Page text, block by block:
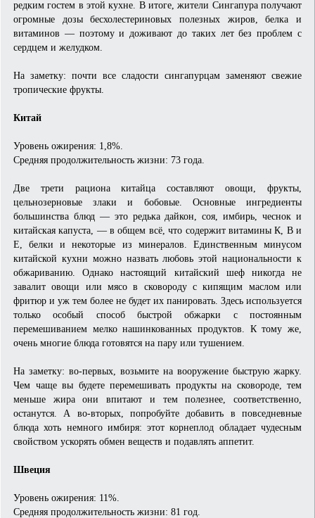
редким гостем в этой кухне. В итоге, жители Сингапура получают
огромные дозы бесхолестериновых полезных жиров, белка и
витаминов — поэтому и доживают до таких лет без проблем с
сердцем и желудком.
На заметку: почти все сладости сингапурцам заменяют свежие
тропические фрукты.
Китай
Уровень ожирения: 1,8%.
Средняя продолжительность жизни: 73 года.
Две трети рациона китайца составляют овощи, фрукты,
цельнозерновые злаки и бобовые. Основные ингредиенты
большинства блюд — это редька дайкон, соя, имбирь, чеснок и
китайская капуста, — в общем всё, что содержит витамины К, В и
Е, белки и некоторые из минералов. Единственным минусом
китайской кухни можно назвать любовь этой национальности к
обжариванию. Однако настоящий китайский шеф никогда не
завалит овощи или мясо в сковороду с кипящим маслом или
фритюр и уж тем более не будет их панировать. Здесь используется
только особый способ быстрой обжарки с постоянным
перемешиванием мелко нашинкованных продуктов. К тому же,
очень многие блюда готовятся на пару или тушением.
На заметку: во-первых, возьмите на вооружение быструю жарку.
Чем чаще вы будете перемешивать продукты на сковороде, тем
меньше жира они впитают и тем полезнее, соответственно,
останутся. А во-вторых, попробуйте добавить в повседневные
блюда хоть немного имбиря: этот корнеплод обладает чудесным
свойством ускорять обмен веществ и подавлять аппетит.
Швеция
Уровень ожирения: 11%.
Средняя продолжительность жизни: 81 год.